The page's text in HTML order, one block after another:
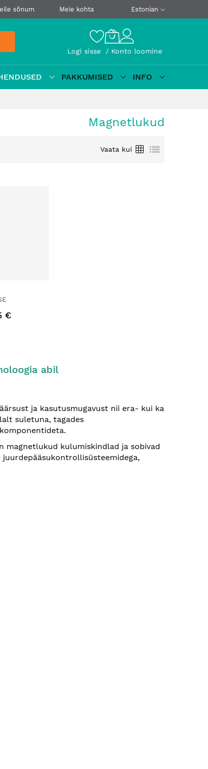
sõnum Meie kohta Estonian
Logi sisse Konto loomine
PAKKUMISED
INFO
Magnetlukud
Vaata kui
Ruudustik
Loetelu
€
abil
ja kasutusmugavust nii era- kui ka
suletuna, tagades
magnetlukud kulumiskindlad ja sobivad